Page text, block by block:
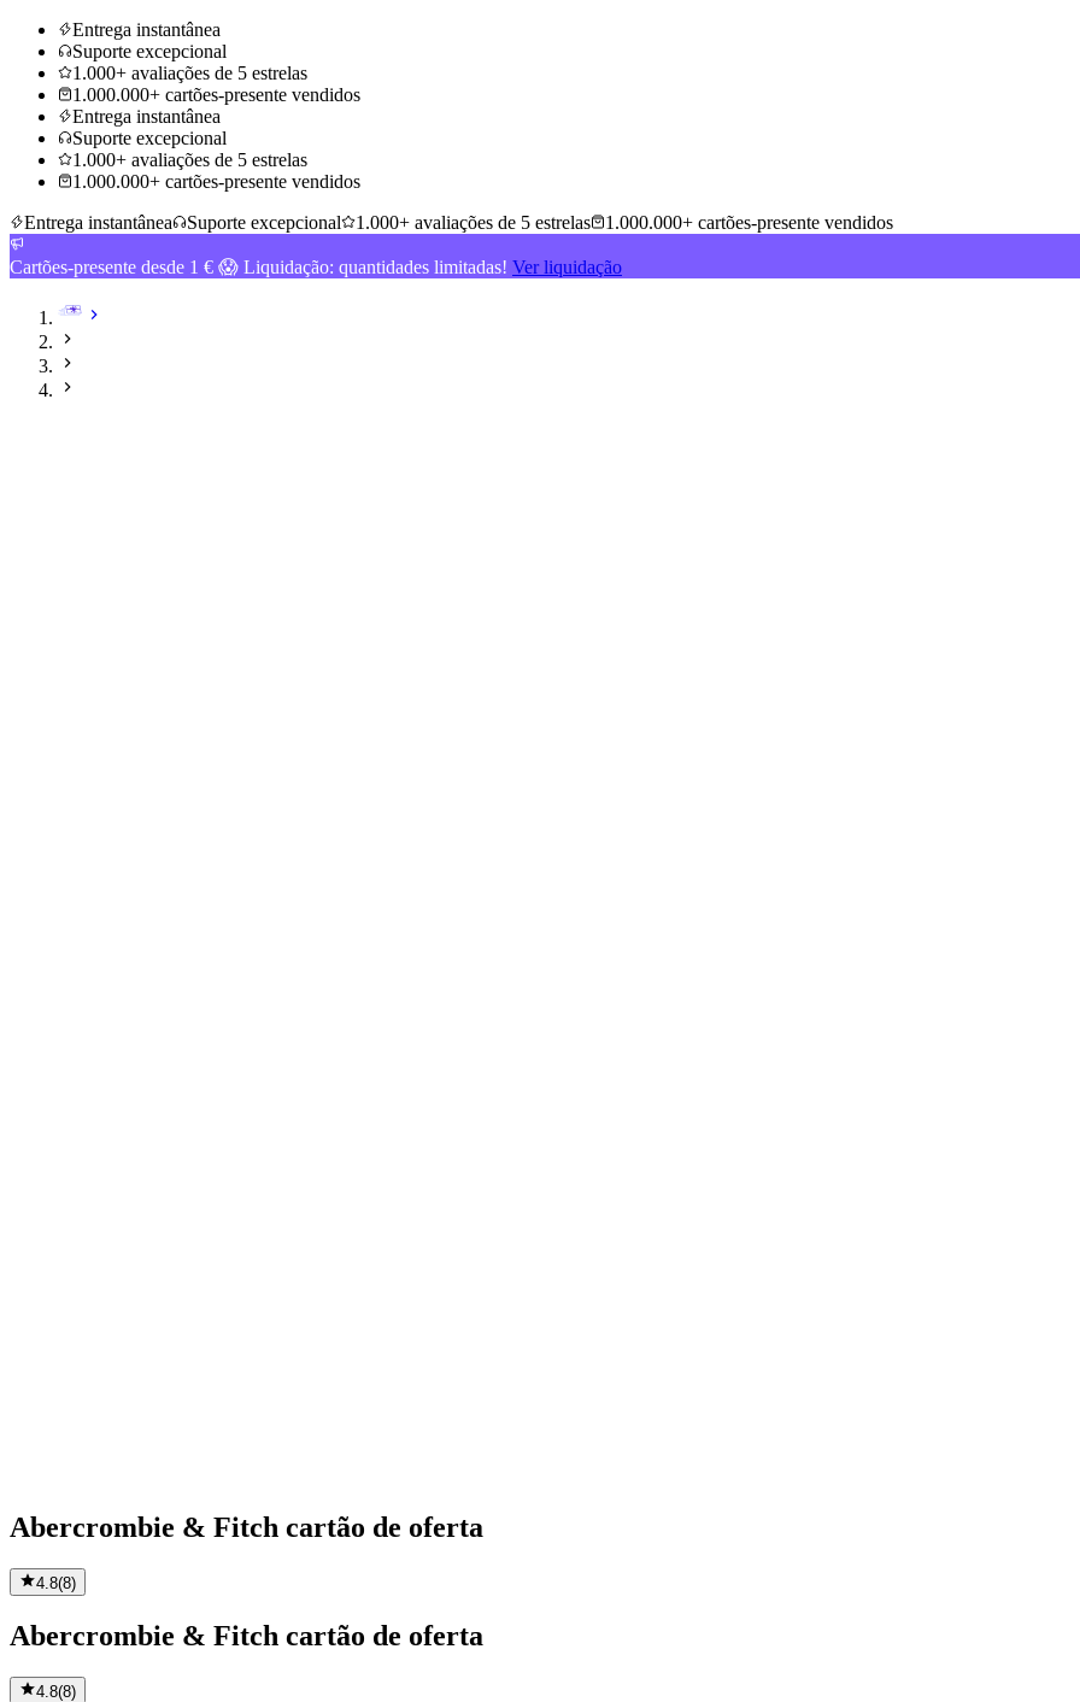
Entrega instantânea
Suporte excepcional
1.000+ avaliações de 5 estrelas
1.000.000+ cartões-presente vendidos
Entrega instantânea
Suporte excepcional
1.000+ avaliações de 5 estrelas
1.000.000+ cartões-presente vendidos
Entrega instantânea
Suporte excepcional 1.000+ avaliações de 5 estrelas 1.000.000+ cartões-presente vendidos
Cartões-presente desde 1 € 😱 Liquidação: quantidades limitadas! Ver liquidação
Abercrombie & Fitch cartão de oferta
4.8(8)
Abercrombie & Fitch cartão de oferta
4.8(8)